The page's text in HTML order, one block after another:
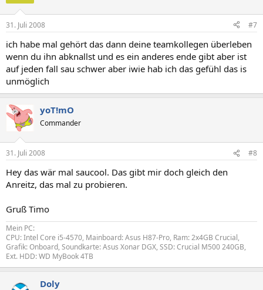
31. Juli 2008 #7
ich habe mal gehört das dann deine teamkollegen überleben
wenn du ihn abknallst und es ein anderes ende gibt aber ist
auf jeden fall sau schwer aber iwie hab ich das gefühl das is
unmöglich
yoT!mO
Commander
31. Juli 2008 #8
Hey das wär mal saucool. Das gibt mir doch gleich den
Anreitz, das mal zu probieren.
Gruß Timo
Mein PC:
CPU: Intel Core i5-4570, Mainboard: Asus H87-Pro, Ram: 2x4GB Crucial,
Grafik: Onboard, Soundkarte: Asus Xonar DGX, SSD: Crucial M500 240GB,
Ext. HDD: WD MyBook 4TB
Doly